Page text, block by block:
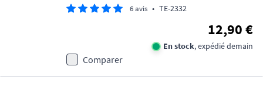
6 avis • TE-2332
12,90 €
En stock, expédié demain
Comparer